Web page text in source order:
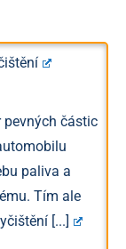
částic
paliva a
Tím ale
[...]